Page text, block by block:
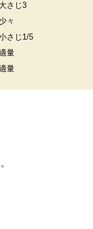
大さじ3
少々
さじ1/5
量
量